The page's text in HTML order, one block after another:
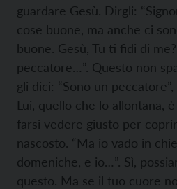
guardare Gesù. Dirgli:
cose buone, ma anche ci
buone. Gesù, Tu ti fidi di
peccatore…”. Questo non
gli dici: “Sono un
Lui, quello che lo allontana,
farsi vedere giusto per
nascosto. “Ma io vado in
domeniche, e io…”. Sì,
questo. Ma se il tuo cuore